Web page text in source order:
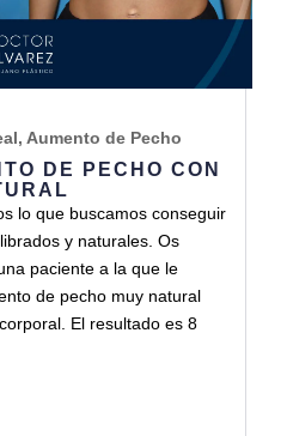
DE PECHO CON
, Aumento de Pecho
lo que buscamos conseguir
y naturales. Os
paciente a la que le
de pecho muy natural
El resultado es 8